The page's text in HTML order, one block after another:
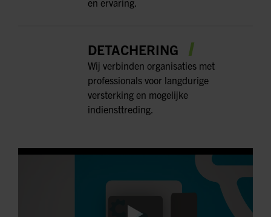
en ervaring.
DETACHERING
Wij verbinden organisaties met
professionals voor langdurige
versterking en mogelijke
indiensttreding.